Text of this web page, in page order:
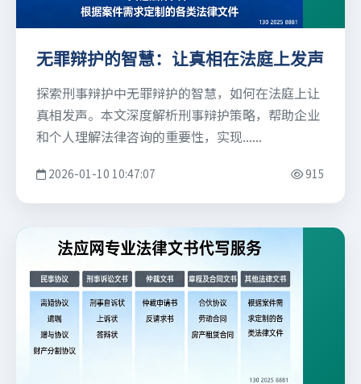
无罪辩护的智慧：让真相在法庭上发声
探索刑事辩护中无罪辩护的智慧，如何在法庭上让
真相发声。本文深度解析刑事辩护策略，帮助企业
和个人理解法律咨询的重要性，实现......
2026-01-10 10:47:07 915